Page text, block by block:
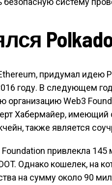
придумал идею
году. В следующем
организацию Web3
Хабермайер,
также является
Foundation привлекла
Однако кошелек, на
на сумму около 90